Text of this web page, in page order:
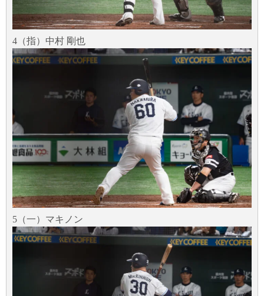
4（指）中村 剛也
5（一）マキノン